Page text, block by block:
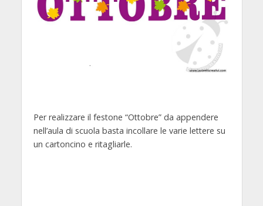
Per realizzare il festone “Ottobre” da appendere
nell’aula di scuola basta incollare le varie lettere su
un cartoncino e ritagliarle.